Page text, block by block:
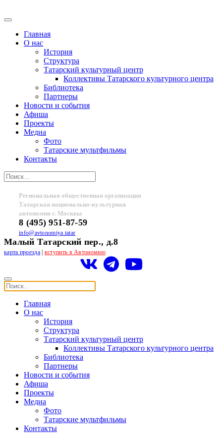
Главная
О нас
История
Структура
Татарский культурный центр
Коллективы Татарского культурного центра
Библиотека
Партнеры
Новости и события
Афиша
Проекты
Медиа
Фото
Татарские мультфильмы
Контакты
Региональная общественная организация
Татарская национально-культурная
автономия г. Москвы
8 (495) 951-87-59
info@avtonomiya.tatar
Малый Татарский пер., д.8
карта проезда| вступить в Автономию
Главная
О нас
История
Структура
Татарский культурный центр
Коллективы Татарского культурного центра
Библиотека
Партнеры
Новости и события
Афиша
Проекты
Медиа
Фото
Татарские мультфильмы
Контакты